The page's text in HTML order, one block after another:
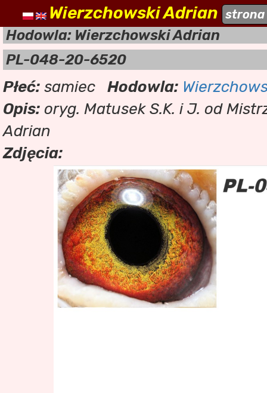
naszehodowle.pl
Wierzchowski Adrian strona
Hodowla: Wierzchowski Adrian
PL-048-20-6520
Płeć: samiec Hodowla:
Opis: oryg. Matusek S.K. i J. od
Adrian
Zdjęcia: